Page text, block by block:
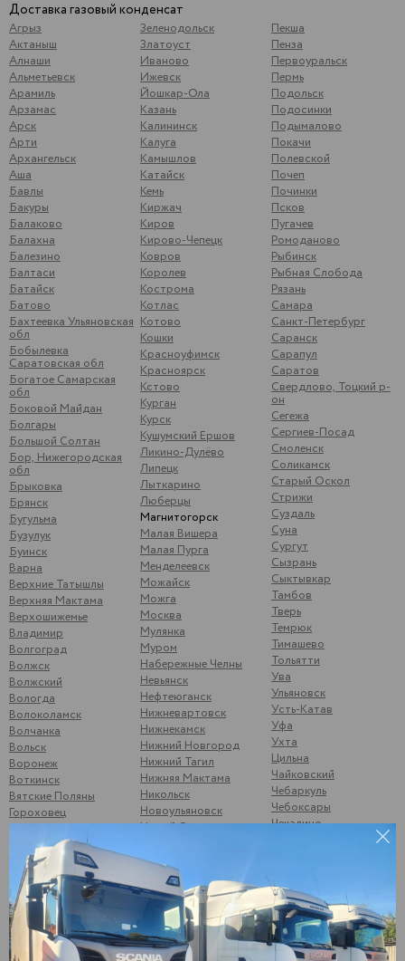
Доставка газовый конденсат
Агрыз
Актаныш
Алнаши
Альметьевск
Арамиль
Арзамас
Арск
Арти
Архангельск
Аша
Бавлы
Бакуры
Балаково
Балахна
Балезино
Балтаси
Батайск
Батово
Бахтеевка Ульяновская
обл
Бобылевка
Саратовская обл
Богатое Самарская
обл
Боковой Майдан
Болгары
Большой Солтан
Бор, Нижегородская
обл
Брыковка
Брянск
Бугульма
Бузулук
Буинск
Варна
Верхние Татышлы
Верхняя Мактама
Верхошижемье
Владимир
Волгоград
Волжск
Волжский
Вологда
Волоколамск
Волчанка
Вольск
Воронеж
Воткинск
Вятские Поляны
Гороховец
Гусь-Хрустальный
Данилкино
Саратовская обл
Демьяново
Дзержинск
Дягтерск
Екатеринбург
Елабуга
Жигулевск
Зеленодольск
Златоуст
Иваново
Ижевск
Йошкар-Ола
Казань
Калининск
Калуга
Камышлов
Катайск
Кемь
Киржач
Киров
Кирово-Чепецк
Ковров
Королев
Кострома
Котлас
Котово
Кошки
Красноуфимск
Красноярск
Кстово
Курган
Курск
Кушумский Ершов
Ликино-Дулёво
Липецк
Лыткарино
Люберцы
Магнитогорск
Малая Вишера
Малая Пурга
Менделеевск
Можайск
Можга
Москва
Мулянка
Муром
Набережные Челны
Невьянск
Нефтеюганск
Нижневартовск
Нижнекамск
Нижний Новгород
Нижний Тагил
Нижняя Мактама
Никольск
Новоульяновск
Новый Оскол
Одинцово
Октябрьск
Омск
Орел
Оренбург
Орск
Пекша
Пенза
Первоуральск
Пермь
Подольск
Подосинки
Подымалово
Покачи
Полевской
Почеп
Починки
Псков
Пугачев
Ромоданово
Рыбинск
Рыбная Слобода
Рязань
Самара
Санкт-Петербург
Саранск
Сарапул
Саратов
Свердлово, Тоцкий р-
он
Сегежа
Сергиев-Посад
Смоленск
Соликамск
Старый Оскол
Стрижи
Суздаль
Суна
Сургут
Сызрань
Сыктывкар
Тамбов
Тверь
Темрюк
Тимашево
Тольятти
Ува
Ульяновск
Усть-Катав
Уфа
Ухта
Цильна
Чайковский
Чебаркуль
Чебоксары
Чекалино
Шумерля
Энгельс
Южноуральск
Юнгапоси
Янаул